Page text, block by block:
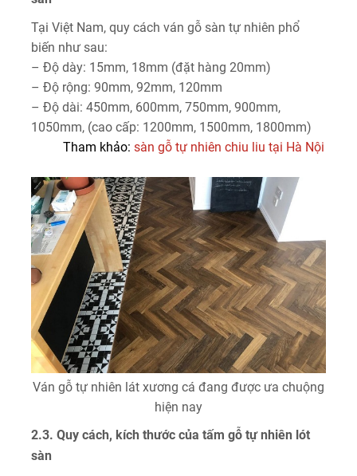
Tại Việt Nam, quy cách ván gỗ sàn tự nhiên phổ
biến như sau:
– Độ dày: 15mm, 18mm (đặt hàng 20mm)
– Độ rộng: 90mm, 92mm, 120mm
– Độ dài: 450mm, 600mm, 750mm, 900mm,
1050mm, (cao cấp: 1200mm, 1500mm, 1800mm)
Tham khảo: sàn gỗ tự nhiên chiu liu tại Hà Nội
Ván gỗ tự nhiên lát xương cá đang được ưa chuộng
hiện nay
2.3. Quy cách, kích thước của tấm gỗ tự nhiên lót
sàn